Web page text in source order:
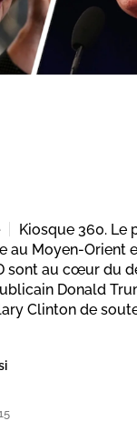
Kiosque 360. Le
au Moyen-Orient
sont au cœur du
Donald
Clinton de